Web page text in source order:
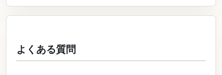
よくある質問